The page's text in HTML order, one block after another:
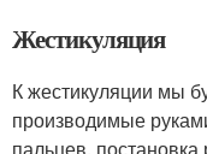
Жестикуляция
К жестикуляции мы
производимые
пальцев,